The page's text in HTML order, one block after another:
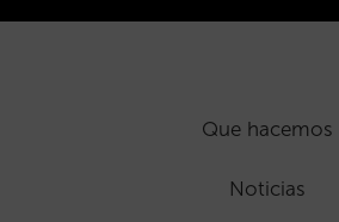
Que hacemos
Noticias